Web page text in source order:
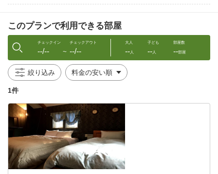
◇東屋利用可能時間
チェックイン〜21：00まで
他のお客様のご迷惑となりますので、21時完全撤退にご協力お願
いいたします。
◇周辺お買いもの情報
※当館では、宿泊時やＢＢＱ時の食材・調味料等は取り扱って
必要なお客様は、以下の近隣スーパー・コンビニ等をご利用
ください。
・ザ・ビッグ 青森東店（マックスバリュー）…お車で約15分
・ユニバース ラ・セラ 東バイパスショッピングセンター…お車
で約15分
・ローソン 青森諏訪沢店…お車で約10分
★☆当館のご案内☆★
このプランで利用できる部屋
チェックイン
--/-- 〜
チェックアウト
--/--
大人
--人
子ども
--人
部屋数
--部屋
絞り込み
1件